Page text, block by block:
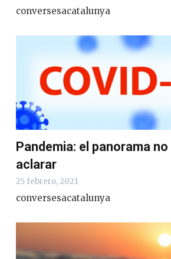
conversesacatalunya
Pandemia: el panorama
aclarar
25 febrero, 2021
conversesacatalunya